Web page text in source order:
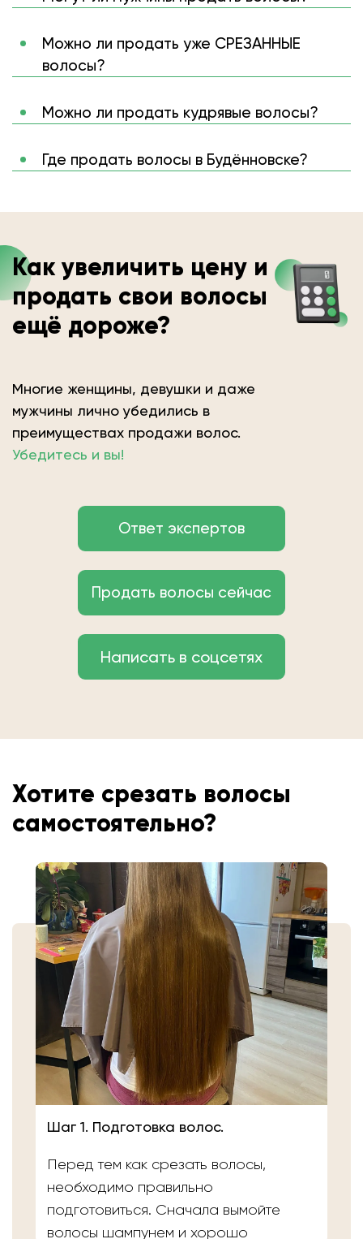
Можно ли продать уже СРЕЗАННЫЕ
волосы?
Можно ли продать кудрявые волосы?
Где продать волосы в Будённовске?
Как увеличить цену и
продать свои волосы
ещё дороже?
Многие женщины, девушки и даже
мужчины лично убедились в
преимуществах продажи волос.
Убедитесь и вы!
Ответ экспертов
Продать волосы сейчас
Написать в соцсетях
Хотите срезать волосы
самостоятельно?
Шаг 1. Подготовка волос.
Перед тем как срезать волосы,
необходимо правильно
подготовиться. Сначала вымойте
волосы шампунем и хорошо